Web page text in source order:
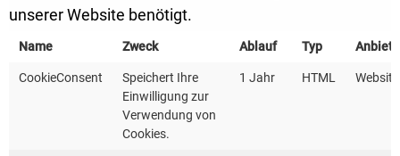
unserer Website benötigt.
Name Zweck Ablauf Typ
CookieConsent
Speichert Ihre
Einwilligung zur
Verwendung von
Cookies.
1 Jahr HTML Website